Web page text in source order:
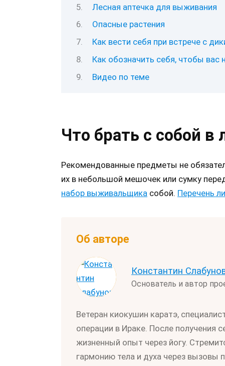
Лесная аптечка для выживания
Опасные растения
Как вести себя при встрече с
Как обозначить себя, чтобы вас
Видео по теме
Что брать с собой в
Рекомендованные предметы не
их в небольшой мешочек или сумку
набор выживальщика собой. Перечень
Об авторе
Константин
Основатель и автор
Ветеран киокушин каратэ,
операции в Ираке. После получения
жизненный опыт через йогу.
гармонию тела и духа через вызовы